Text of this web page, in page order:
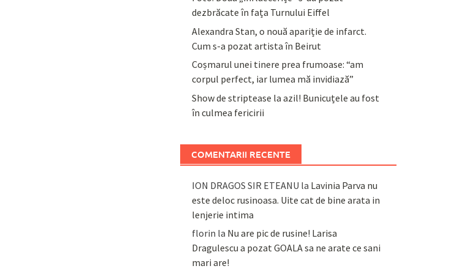
dezbrăcate în fața Turnului Eiffel
Alexandra Stan, o nouă apariție de infarct.
Cum s-a pozat artista în Beirut
Coșmarul unei tinere prea frumoase: “am
corpul perfect, iar lumea mă invidiază”
Show de striptease la azil! Bunicuțele au fost
în culmea fericirii
COMENTARII RECENTE
ION DRAGOS SIR ETEANU la Lavinia Parva nu
este deloc rusinoasa. Uite cat de bine arata in
lenjerie intima
florin la Nu are pic de rusine! Larisa
Dragulescu a pozat GOALA sa ne arate ce sani
mari are!